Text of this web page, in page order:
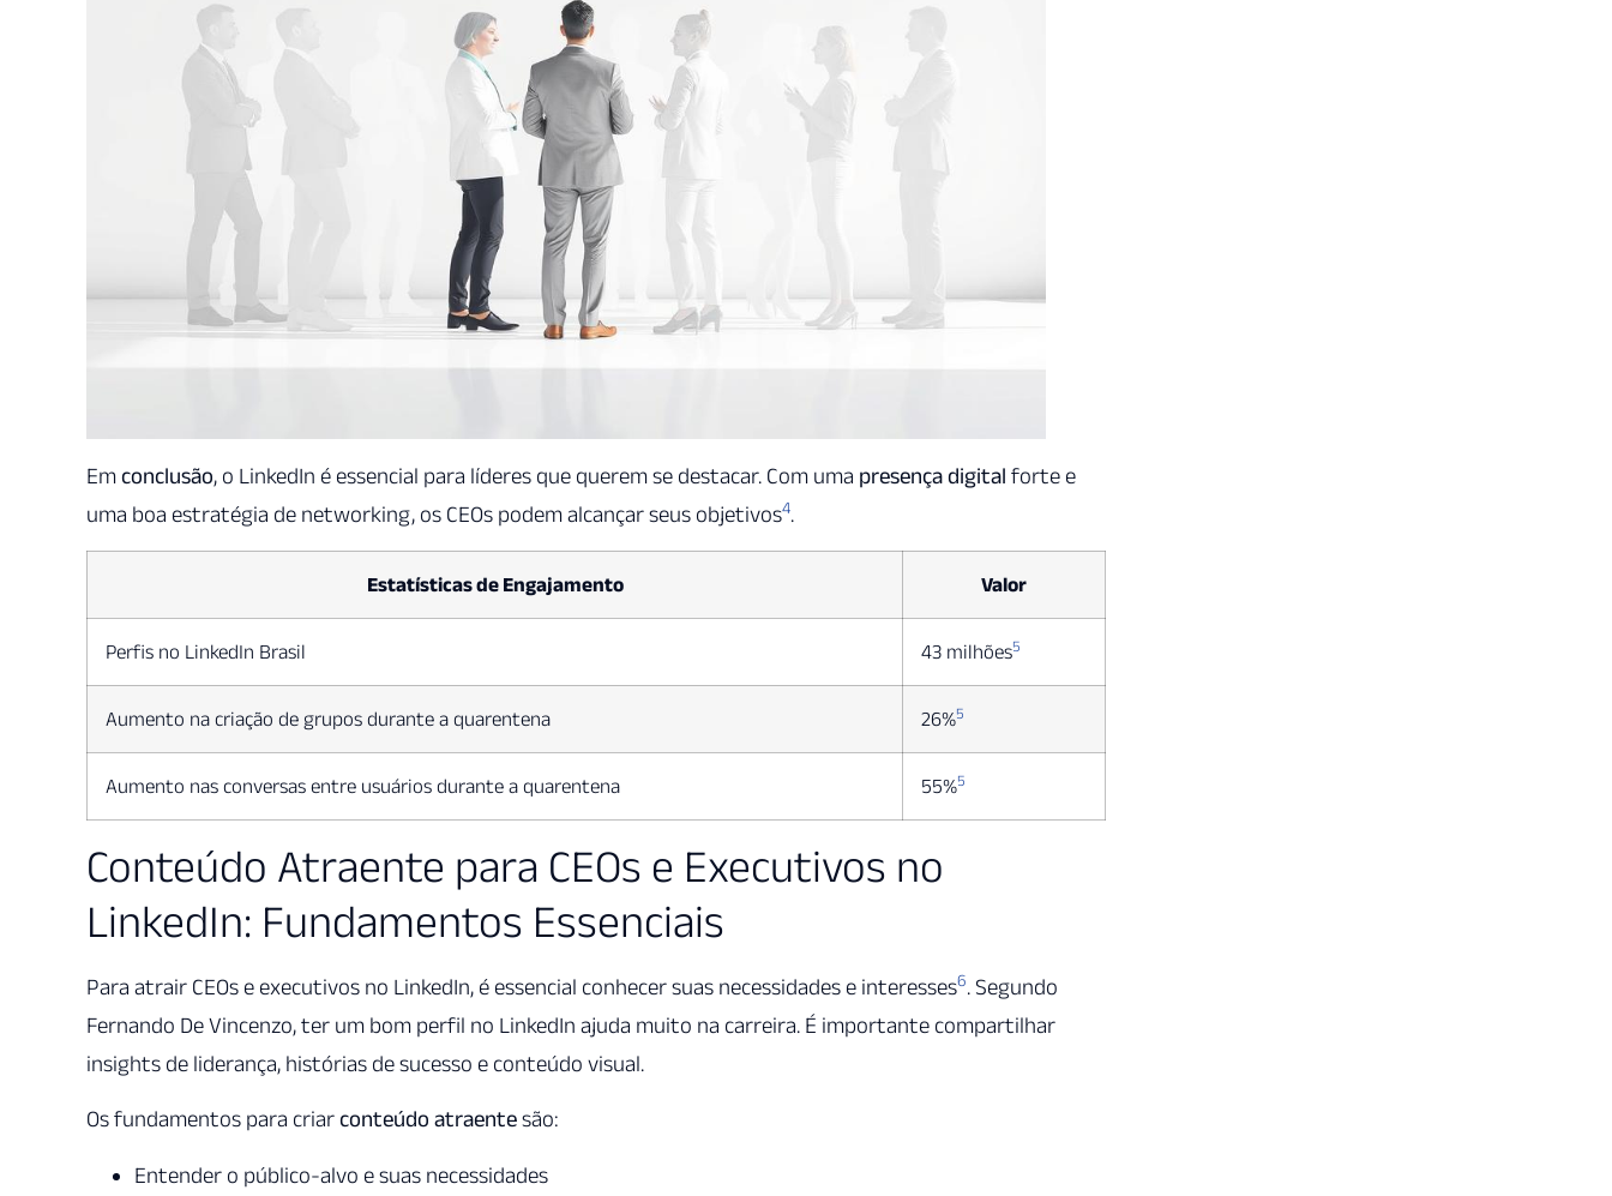
Emconclusão, o LinkedIn é essencial para líderes que querem se destacar. Com uma presença digital forte e
uma boa estratégia de networking, os CEOs podem alcançar seus objetivos4.
Estatísticas de Engajamento Valor
Perfis no LinkedIn Brasil 43 milhões5
Aumento na criação de grupos durante a quarentena 26%5
Aumento nas conversas entre usuários durante a quarentena 55%5
Conteúdo Atraente para CEOs e Executivos no
LinkedIn: Fundamentos Essenciais
Para atrair CEOs e executivos no LinkedIn, é essencial conhecer suas necessidades e interesses6. Segundo
Fernando De Vincenzo, ter um bom perfil no LinkedIn ajuda muito na carreira. É importante compartilhar
insights de liderança, histórias de sucesso e conteúdo visual.
Os fundamentos para criarconteúdo atraentesão:
Entender o público-alvo e suas necessidades